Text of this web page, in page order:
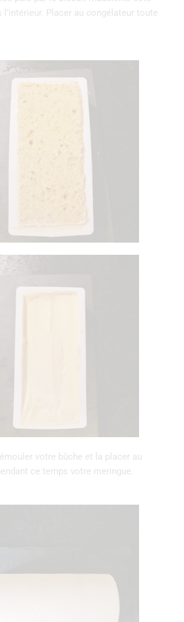
Placer au congélateur toute
votre bûche et la placer au
ce temps votre meringue.